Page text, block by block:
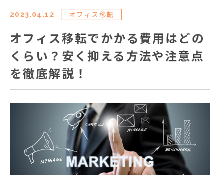
2023.04.12 オフィス移転
オフィス移転でかかる費用はどの
くらい？安く抑える方法や注意点
を徹底解説！